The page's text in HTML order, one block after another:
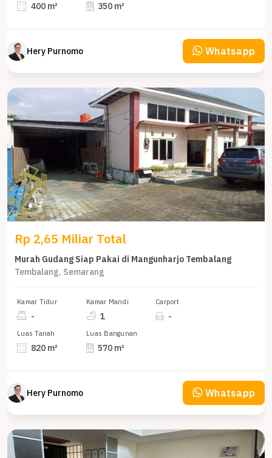
400 m² 350 m²
Hery Purnomo Whatsapp
Rp 2,65 Miliar Total
Murah Gudang Siap Pakai di Mangunharjo Tembalang
Tembalang, Semarang
Kamar Tidur
-
Kamar Mandi
1
Carport
-
Luas Tanah
820 m²
Luas Bangunan
570 m²
Hery Purnomo Whatsapp